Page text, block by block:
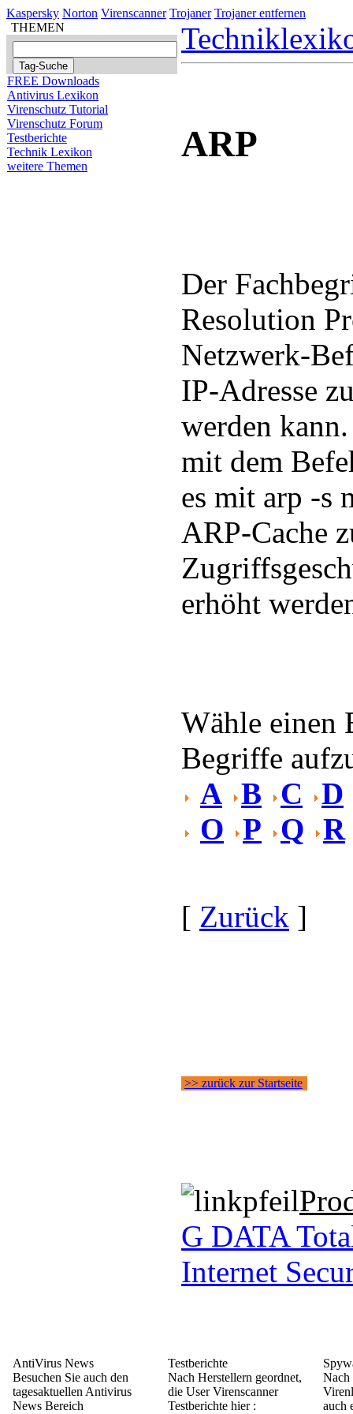
Kaspersky Norton Virenscanner Trojaner Trojaner entfernen
THEMEN
FREE Downloads
Antivirus Lexikon
Virenschutz Tutorial
Virenschutz Forum
Testberichte
Technik Lexikon
weitere Themen
ARP
Der
Resolution
Netzwerk-
IP-Adresse
werden
mit dem
es mit arp -s
ARP-Cache
erhöht
Wähle einen
Begriffe
A B C
D
O P Q R
[ Zurück ]
>> zurück zur Startseite
G DATA
Internet
AntiVirus News
Besuchen Sie auch den
tagesaktuellen Antivirus
News Bereich
Testberichte
Nach Herstellern geordnet,
die User Virenscanner
Testberichte hier :
Nach
auch